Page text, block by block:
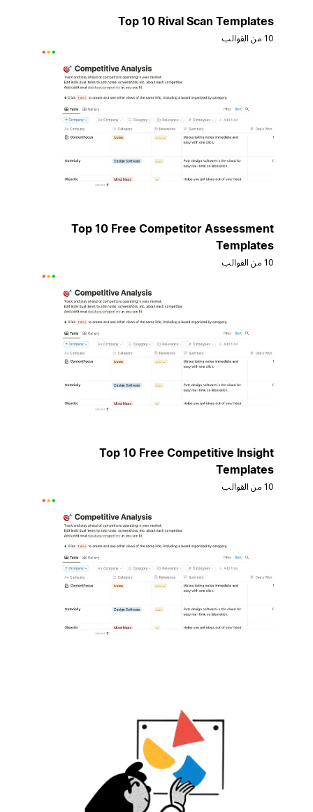
Top 10 Rival Scan Templates
Top 10 Free Competitor Assessment
Templates
Top 10 Free Competitive Insight
Templates